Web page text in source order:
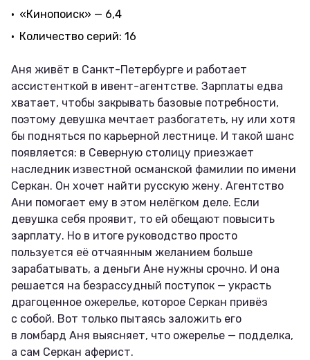
«Кинопоиск» — 6,4
Количество серий: 16
Аня живёт в Санкт-Петербурге и работает
ассистенткой в ивент-агентстве. Зарплаты едва
хватает, чтобы закрывать базовые потребности,
поэтому девушка мечтает разбогатеть, ну или хотя
бы подняться по карьерной лестнице. И такой шанс
появляется: в Северную столицу приезжает
наследник известной османской фамилии по имени
Серкан. Он хочет найти русскую жену. Агентство
Ани помогает ему в этом нелёгком деле. Если
девушка себя проявит, то ей обещают повысить
зарплату. Но в итоге руководство просто
пользуется её отчаянным желанием больше
зарабатывать, а деньги Ане нужны срочно. И она
решается на безрассудный поступок — украсть
драгоценное ожерелье, которое Серкан привёз
с собой. Вот только пытаясь заложить его
в ломбард Аня выясняет, что ожерелье — подделка,
а сам Серкан аферист.